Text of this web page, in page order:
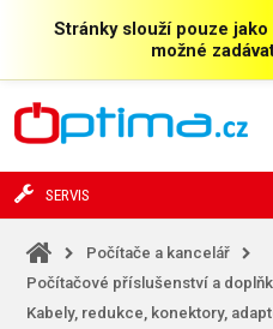
Stránky slouží pouze
možné
SERVIS
Počítače a kancelář
Počítačové příslušenství a
Kabely, redukce, konektory,